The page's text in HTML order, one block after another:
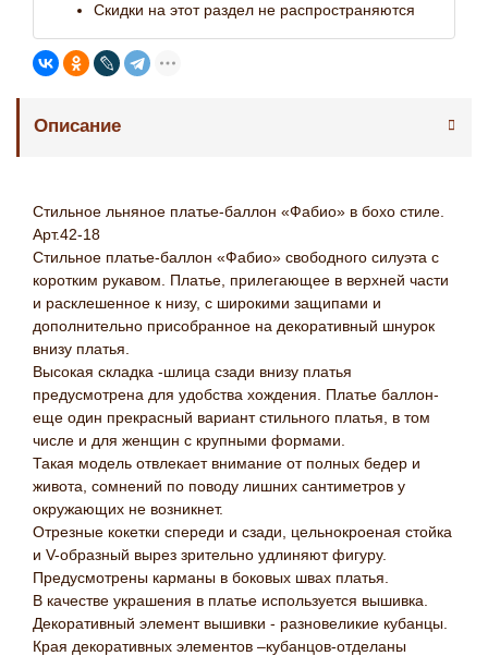
Скидки на этот раздел не распространяются
Описание
Стильное льняное платье-баллон «Фабио» в бохо стиле.
Арт.42-18
Стильное платье-баллон «Фабио» свободного силуэта с
коротким рукавом. Платье, прилегающее в верхней части
и расклешенное к низу, с широкими защипами и
дополнительно присобранное на декоративный шнурок
внизу платья.
Высокая складка -шлица сзади внизу платья
предусмотрена для удобства хождения. Платье баллон-
еще один прекрасный вариант стильного платья, в том
числе и для женщин с крупными формами.
Такая модель отвлекает внимание от полных бедер и
живота, сомнений по поводу лишних сантиметров у
окружающих не возникнет.
Отрезные кокетки спереди и сзади, цельнокроеная стойка
и V-образный вырез зрительно удлиняют фигуру.
Предусмотрены карманы в боковых швах платья.
В качестве украшения в платье используется вышивка.
Декоративный элемент вышивки - разновеликие кубанцы.
Края декоративных элементов –кубанцов-отделаны